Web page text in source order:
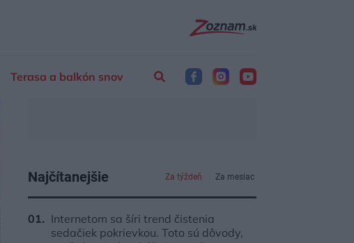
Terasa a balkón snov
Najčítanejšie Za týždeň Za mesiac
Internetom sa šíri trend čistenia
sedačiek pokrievkou. Toto sú dôvody,